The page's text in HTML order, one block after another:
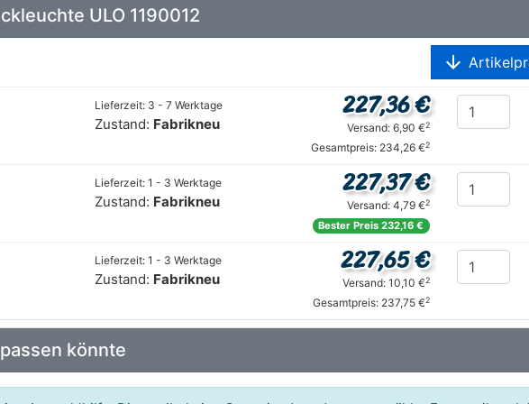
ULO 1190012
arrow_downward
Lieferzeit: 3 - 7 Werktage
Zustand: Fabrikneu
227,36 €
Versand: 6,90 €2
Gesamtpreis: 234,26 €2
Lieferzeit: 1 - 3 Werktage
Zustand: Fabrikneu
227,37 €
Versand: 4,79 €2
Bester Preis 232,16 €
Lieferzeit: 1 - 3 Werktage
Zustand: Fabrikneu
227,65 €
Versand: 10,10 €2
Gesamtpreis: 237,75 €2
könnte